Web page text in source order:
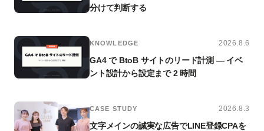
分けて判断する
KNOWLEDGE 2026.8.6
GA4 で BtoB サイトのリード計測 — イベ
ント設計から設定まで 2 時間
CASE STUDY 2026.8.3
文字メインの誠実な広告でLINE登録CPAを